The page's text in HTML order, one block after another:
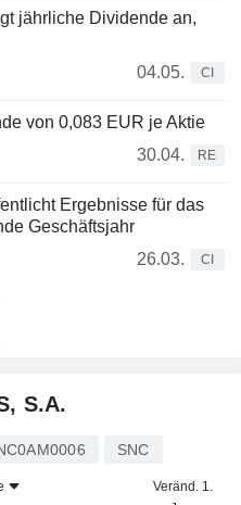
jährliche Dividende an,
04.05.
CI
von 0,083 EUR je Aktie
30.04.
RE
Ergebnisse für das
Geschäftsjahr
26.03.
CI
S.A.
SNC
Veränd. 1.